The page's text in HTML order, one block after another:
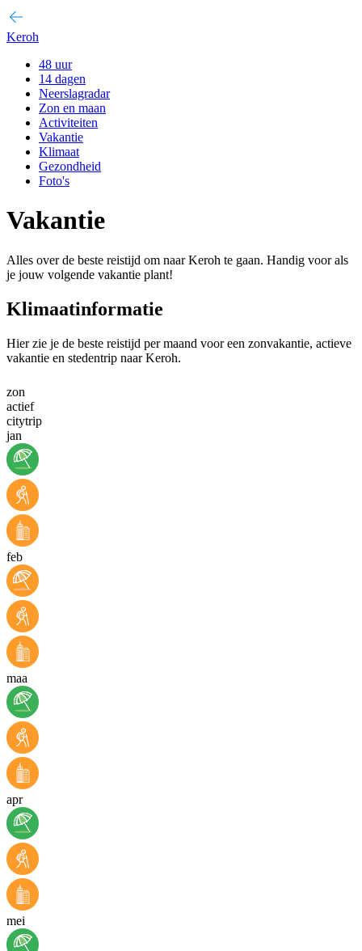
Keroh
48 uur
14 dagen
Neerslagradar
Zon en maan
Activiteiten
Vakantie
Klimaat
Gezondheid
Foto's
Vakantie
Alles over de beste reistijd om naar Keroh te gaan. Handig voor als
je jouw volgende vakantie plant!
Klimaatinformatie
Hier zie je de beste reistijd per maand voor een zonvakantie, actieve
vakantie en stedentrip naar Keroh.
zon
actief
citytrip
jan
feb
maa
apr
mei